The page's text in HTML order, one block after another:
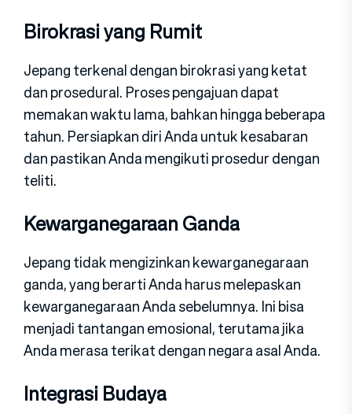
Birokrasi yang Rumit
Jepang terkenal dengan birokrasi yang ketat
dan prosedural. Proses pengajuan dapat
memakan waktu lama, bahkan hingga beberapa
tahun. Persiapkan diri Anda untuk kesabaran
dan pastikan Anda mengikuti prosedur dengan
teliti.
Kewarganegaraan Ganda
Jepang tidak mengizinkan kewarganegaraan
ganda, yang berarti Anda harus melepaskan
kewarganegaraan Anda sebelumnya. Ini bisa
menjadi tantangan emosional, terutama jika
Anda merasa terikat dengan negara asal Anda.
Integrasi Budaya